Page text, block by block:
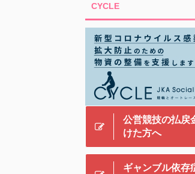
CYCLE
公営競技の払戻
けた方へ
ギャンブル依存